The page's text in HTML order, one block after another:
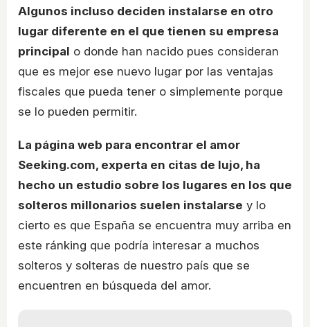
Algunos incluso deciden instalarse en otro
lugar diferente en el que tienen su empresa
principal o donde han nacido pues consideran
que es mejor ese nuevo lugar por las ventajas
fiscales que pueda tener o simplemente porque
se lo pueden permitir.
La página web para encontrar el amor
Seeking.com, experta en citas de lujo, ha
hecho un estudio sobre los lugares en los que
solteros millonarios suelen instalarse y lo
cierto es que España se encuentra muy arriba en
este ránking que podría interesar a muchos
solteros y solteras de nuestro país que se
encuentren en búsqueda del amor.